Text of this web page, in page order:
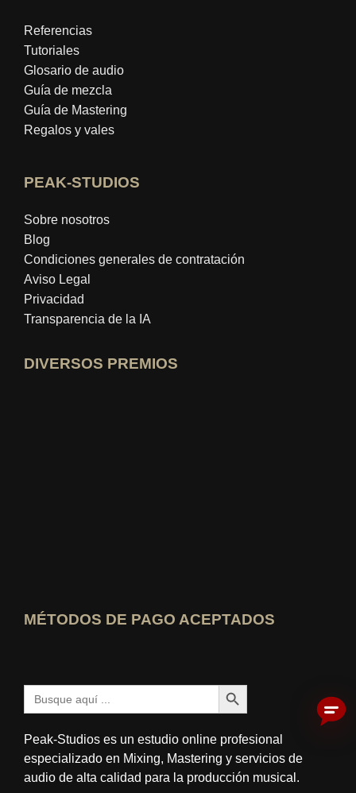
Referencias
Tutoriales
Glosario de audio
Guía de mezcla
Guía de Mastering
Regalos y vales
PEAK-STUDIOS
Sobre nosotros
Blog
Condiciones generales de contratación
Aviso Legal
Privacidad
Transparencia de la IA
DIVERSOS PREMIOS
MÉTODOS DE PAGO ACEPTADOS
Buscar: Botón de búsqueda
Peak-Studios es un estudio online profesional
especializado en Mixing, Mastering y servicios de
audio de alta calidad para la producción musical.